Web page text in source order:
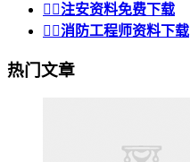
 注安资料免费下载
 消防工程师资料下载
热门文章